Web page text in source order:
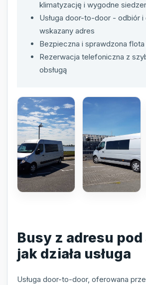
klimatyzację i wygodne
Usługa door-to-door - odbiór
wskazany adres
Bezpieczna i sprawdzona
Rezerwacja telefoniczna z
obsługą
Busy z adresu pod
jak działa usługa
Usługa door-to-door, oferowana